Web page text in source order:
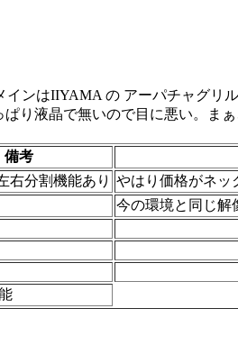
ンはIIYAMA の アーパチャグリ
り液晶で無いので目に悪い。ま
備考
右分割機能あり やはり価格がネッ
今の環境と同じ